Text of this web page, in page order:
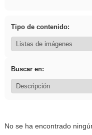
Tipo de contenido:
Buscar en:
No se ha encontrado